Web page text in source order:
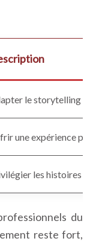
le storytelling
une expérience
les histoires
du
reste fort,